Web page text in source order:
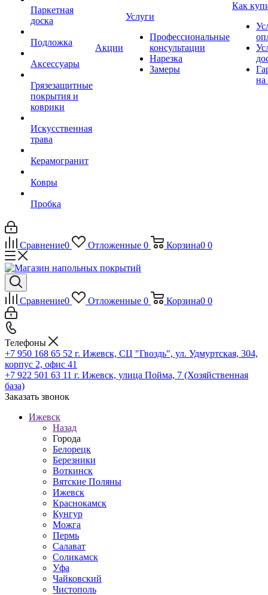
Паркетная
доска
Подложка
Аксессуары
Грязезащитные
покрытия и
коврики
Искусственная
трава
Керамогранит
Ковры
Пробка
Акции
Услуги
Профессиональные
консультации
Нарезка
Замеры
Как
на
Сравнение0 Отложенные 0 Корзина0 0
Сравнение0 Отложенные 0 Корзина0 0
Телефоны
+7 950 168 65 52 г. Ижевск, СЦ "Гвоздь", ул. Удмуртская, 304,
корпус 2, офис 41
+7 922 501 63 11 г. Ижевск, улица Пойма, 7 (Хозяйственная
база)
Заказать звонок
Ижевск
Назад
Города
Белорецк
Березники
Воткинск
Вятские Поляны
Ижевск
Краснокамск
Кунгур
Можга
Пермь
Салават
Соликамск
Уфа
Чайковский
Чистополь